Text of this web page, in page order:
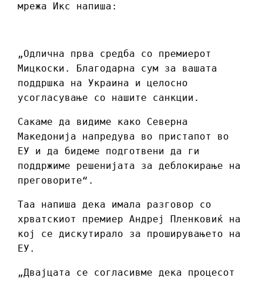
мрежа Икс напиша:
„Одлична прва средба со премиерот
Мицкоски. Благодарна сум за вашата
поддршка на Украина и целосно
усогласување со нашите санкции.
Сакаме да видиме како Северна
Македонија напредува во пристапот во
ЕУ и да бидеме подготвени да ги
поддржиме решенијата за деблокирање на
преговорите“.
Таа напиша дека имала разговор со
хрватскиот премиер Андреј Пленковиќ на
кој се дискутирало за проширувањето на
ЕУ.
„Двајцата се согласивме дека процесот